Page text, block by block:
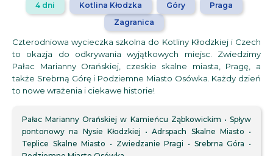
4 dni Kotlina Kłodzka Góry
Praga
Zagranica
Czterodniowa wycieczka szkolna do Kotliny Kłodzkiej i Czech
to okazja do odkrywania wyjątkowych miejsc. Zwiedzimy
Pałac Marianny Orańskiej, czeskie skalne miasta, Pragę, a
także Srebrną Górę i Podziemne Miasto Osówka. Każdy dzień
to nowe wrażenia i ciekawe historie!
Pałac Marianny Orańskiej w Kamieńcu Ząbkowickim
Spływ
pontonowy na Nysie Kłodzkiej
Adrspach Skalne Miasto
Teplice Skalne Miasto
Zwiedzanie Pragi
Srebrna Góra